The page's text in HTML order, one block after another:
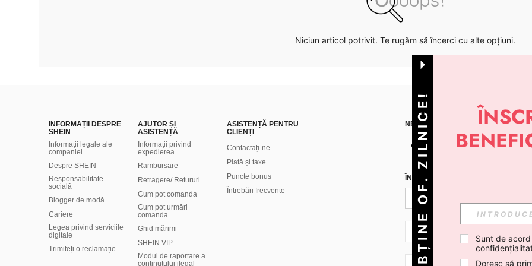
Niciun articol potrivit. Te rugăm să încerci cu alte opțiuni.
INFORMAȚII DESPRE
SHEIN
Informații legale ale
companiei
Despre SHEIN
Responsabilitate
socială
Blogger de modă
Cariere
Legea privind serviciile
digitale
Trimiteți o reclamație
AJUTOR ȘI
ASISTENȚĂ
Informații privind
expedierea
Rambursare
Retragere/ Retururi
Cum pot comanda
Cum pot urmări
comanda
Ghid mărimi
SHEIN VIP
Modul de raportare a
conținutului ilegal
ASISTENȚĂ PENTRU
CLIENȚI
Contactați-ne
Plată și taxe
Puncte bonus
Întrebări frecvente
NE GĂSEȘTI PE
ÎNREGISTREAZĂ-TE PENTRU A
RO + 40
OBȚINE OF. ZILNICE!
Sunt de
Doresc să